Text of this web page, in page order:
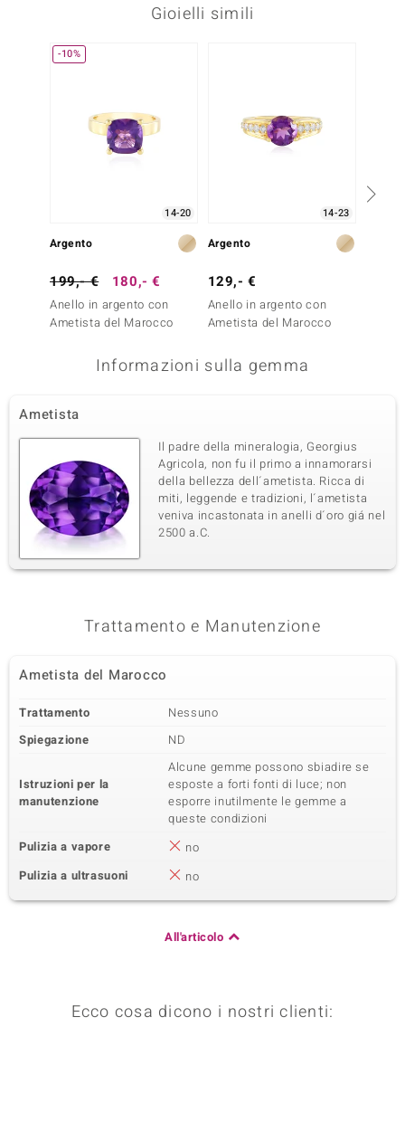
Gioielli simili
-10%
14-20
Argento
199,- € 180,- €
Anello in argento con
Ametista del Marocco
14-23
Argento
129,- €
Anello in argento con
Ametista del Marocco
Informazioni sulla gemma
Ametista
Il padre della mineralogia, Georgius
Agricola, non fu il primo a innamorarsi
della bellezza dell´ametista. Ricca di
miti, leggende e tradizioni, l´ametista
veniva incastonata in anelli d´oro giá nel
2500 a.C.
Trattamento e Manutenzione
Ametista del Marocco
Trattamento
Nessuno
Spiegazione
ND
Istruzioni per la
manutenzione
Alcune gemme possono sbiadire se
esposte a forti fonti di luce; non
esporre inutilmente le gemme a
queste condizioni
Pulizia a vapore
no
Pulizia a ultrasuoni
no
All'articolo
Ecco cosa dicono i nostri clienti: